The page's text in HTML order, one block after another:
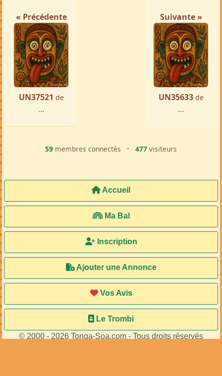
« Précédente
UN37521 de
...
Suivante »
UN35633 de
...
59 membres connectés • 477 visiteurs
Accueil
Ma Bal
Inscription
Ajouter une Annonce
Vos Avis
Le Trombi
© 2000 - 2026 Tonga-Soa.com - Tous droits réservés